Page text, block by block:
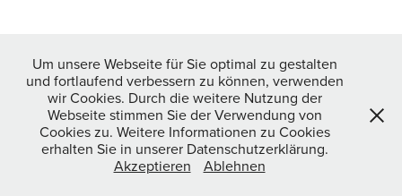
Um unsere Webseite für Sie optimal zu gestalten
und fortlaufend verbessern zu können, verwenden
wir Cookies. Durch die weitere Nutzung der
Webseite stimmen Sie der Verwendung von
Cookies zu. Weitere Informationen zu Cookies
erhalten Sie in unserer Datenschutzerklärung.
Akzeptieren
Ablehnen